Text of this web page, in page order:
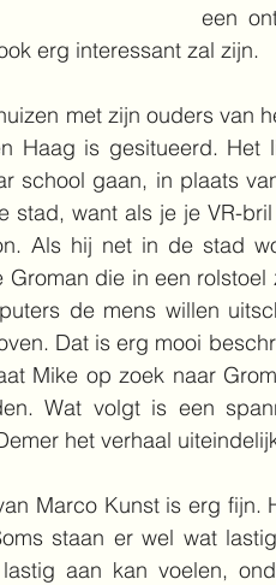
een
erg interessant zal zijn.
met zijn ouders van
Haag is gesitueerd. Het
school gaan, in plaats
stad, want als je je VR-
Als hij net in de stad
Groman die in een
de mens willen
Dat is erg mooi
Mike op zoek naar
Wat volgt is een
het verhaal
Marco Kunst is erg fijn.
staan er wel wat
aan kan voelen,